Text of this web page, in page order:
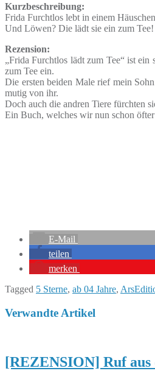
Kurzbeschreibung:
Frida Furchtlos lebt in einem
Und Löwen? Die lädt sie ein zum
Rezension:
„Frida Furchtlos lädt zum Tee“ ist
zum Tee ein.
Die ersten beiden Male rief mein
mutig von ihr.
Doch auch die andren Tiere fürchten
Ein Buch, welches wir nun schon
E-Mail
teilen
merken
Tagged 5 Sterne, ab 04 Jahre,
Verwandte Artikel
[REZENSION] Ruf aus